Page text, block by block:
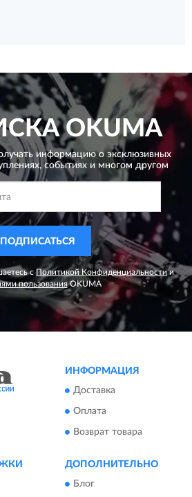
OKUMA
информацию о эксклюзивных
событиях и многом другом
ПОДПИСАТЬСЯ
с Политикой Конфиденциальности и
пользованияOKUMA
ИНФОРМАЦИЯ
Доставка
Оплата
Возврат товара
ДОПОЛНИТЕЛЬНО
Блог